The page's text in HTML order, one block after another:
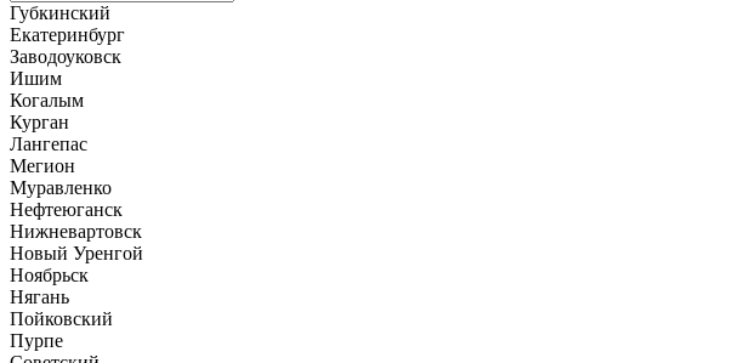
Губкинский
Екатеринбург
Заводоуковск
Ишим
Когалым
Курган
Лангепас
Мегион
Муравленко
Нефтеюганск
Нижневартовск
Новый Уренгой
Ноябрьск
Нягань
Пойковский
Пурпе